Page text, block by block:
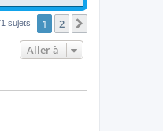
sujets 1 2
Aller à